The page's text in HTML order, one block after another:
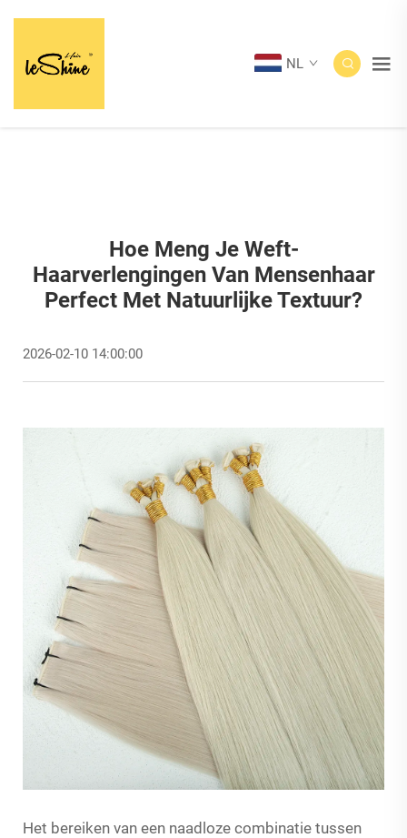
NL
Hoe Meng Je Weft-
Haarverlengingen Van Mensenhaar
Perfect Met Natuurlijke Textuur?
2026-02-10 14:00:00
Het bereiken van een naadloze combinatie tussen